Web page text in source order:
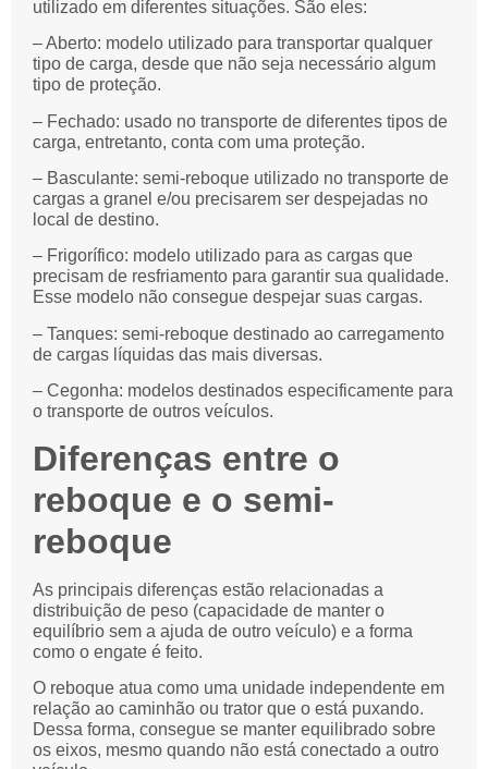
utilizado em diferentes situações. São eles:
– Aberto: modelo utilizado para transportar qualquer
tipo de carga, desde que não seja necessário algum
tipo de proteção.
– Fechado: usado no transporte de diferentes tipos de
carga, entretanto, conta com uma proteção.
– Basculante: semi-reboque utilizado no transporte de
cargas a granel e/ou precisarem ser despejadas no
local de destino.
– Frigorífico: modelo utilizado para as cargas que
precisam de resfriamento para garantir sua qualidade.
Esse modelo não consegue despejar suas cargas.
– Tanques: semi-reboque destinado ao carregamento
de cargas líquidas das mais diversas.
– Cegonha: modelos destinados especificamente para
o transporte de outros veículos.
Diferenças entre o
reboque e o semi-
reboque
As principais diferenças estão relacionadas a
distribuição de peso (capacidade de manter o
equilíbrio sem a ajuda de outro veículo) e a forma
como o engate é feito.
O reboque atua como uma unidade independente em
relação ao caminhão ou trator que o está puxando.
Dessa forma, consegue se manter equilibrado sobre
os eixos, mesmo quando não está conectado a outro